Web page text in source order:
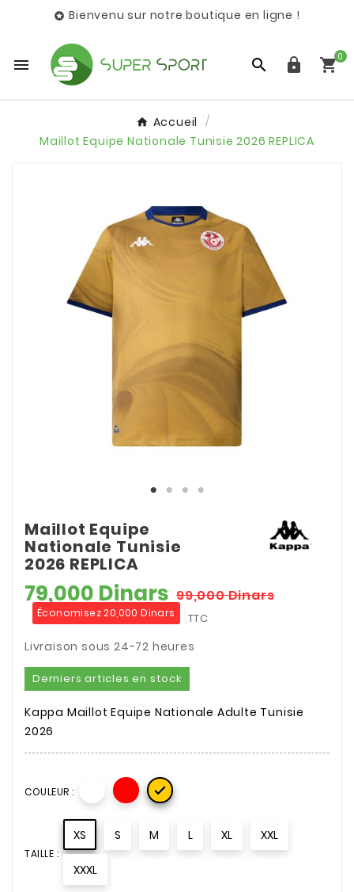
 Bienvenu sur notre boutique en ligne !
   0
Accueil
Maillot Equipe Nationale Tunisie 2026 REPLICA
Maillot Equipe
Nationale Tunisie
2026 REPLICA
79,000 Dinars 99,000 Dinars
Économisez 20,000 Dinars TTC
Livraison sous 24-72 heures
Derniers articles en stock
Kappa Maillot Equipe Nationale Adulte Tunisie
2026
COULEUR : 
TAILLE :
XS S M L XL XXL
XXXL